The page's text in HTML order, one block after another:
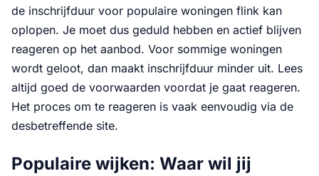
de inschrijfduur voor populaire woningen flink kan
oplopen. Je moet dus geduld hebben en actief blijven
reageren op het aanbod. Voor sommige woningen
wordt geloot, dan maakt inschrijfduur minder uit. Lees
altijd goed de voorwaarden voordat je gaat reageren.
Het proces om te reageren is vaak eenvoudig via de
desbetreffende site.
Populaire wijken: Waar wil jij